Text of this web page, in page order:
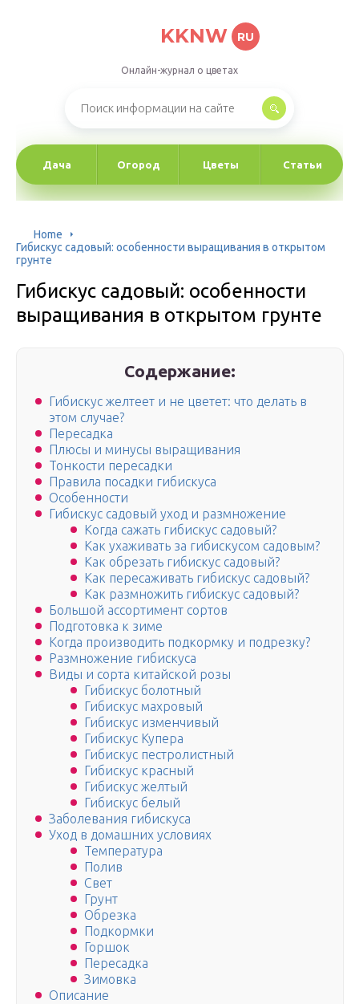
KKNW RU
Онлайн-журнал о цветах
Дача Огород Цветы Статьи
Home
Гибискус садовый: особенности выращивания в открытом
грунте
Гибискус садовый: особенности
выращивания в открытом грунте
Содержание:
Гибискус желтеет и не цветет: что делать в
этом случае?
Пересадка
Плюсы и минусы выращивания
Тонкости пересадки
Правила посадки гибискуса
Особенности
Гибискус садовый уход и размножение
Когда сажать гибискус садовый?
Как ухаживать за гибискусом садовым?
Как обрезать гибискус садовый?
Как пересаживать гибискус садовый?
Как размножить гибискус садовый?
Большой ассортимент сортов
Подготовка к зиме
Когда производить подкормку и подрезку?
Размножение гибискуса
Виды и сорта китайской розы
Гибискус болотный
Гибискус махровый
Гибискус изменчивый
Гибискус Купера
Гибискус пестролистный
Гибискус красный
Гибискус желтый
Гибискус белый
Заболевания гибискуса
Уход в домашних условиях
Температура
Полив
Свет
Грунт
Обрезка
Подкормки
Горшок
Пересадка
Зимовка
Описание